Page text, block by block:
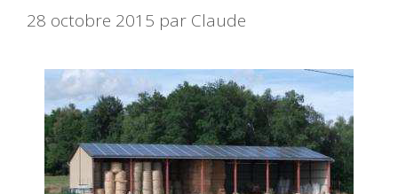
28 octobre 2015 par Claude